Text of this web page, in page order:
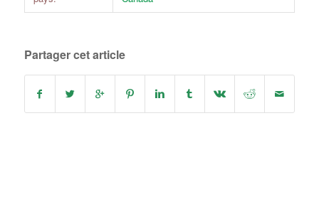
Partager cet article